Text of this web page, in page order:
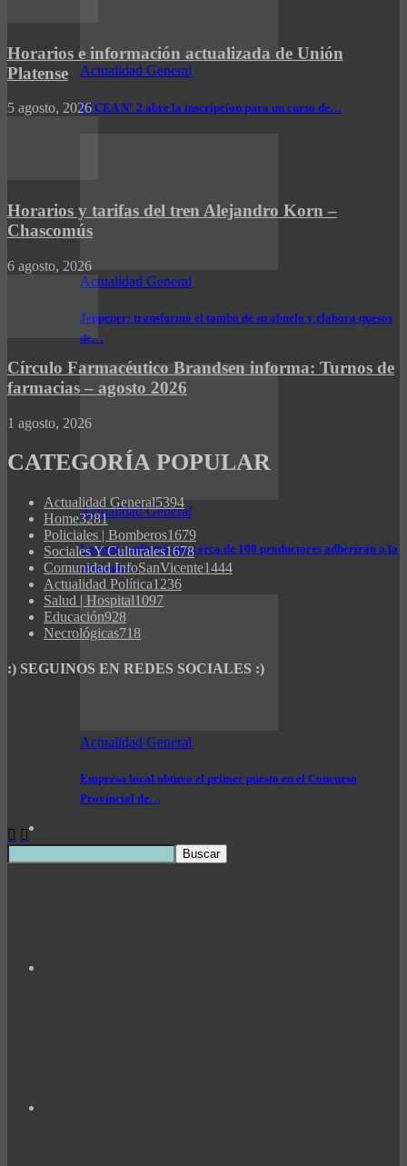
Actualidad General
El CEA N° 2 abre la inscripción para un curso de…
Actualidad General
Jeppener: transformó el tambo de su abuelo y elabora quesos
de…
Actualidad General
Lorenti confirmó que cerca de 100 productores adherirán a la
demanda…
Actualidad General
Empresa local obtuvo el primer puesto en el Concurso
Provincial de…
Horarios e información actualizada de Unión
Platense
5 agosto, 2026
Horarios y tarifas del tren Alejandro Korn –
Chascomús
6 agosto, 2026
Círculo Farmacéutico Brandsen informa: Turnos de
farmacias – agosto 2026
1 agosto, 2026
CATEGORÍA POPULAR
Actualidad General5394
Home3281
Policiales | Bomberos1679
Sociales Y Culturales1678
Comunidad InfoSanVicente1444
Actualidad Política1236
Salud | Hospital1097
Educación928
Necrológicas718
:) SEGUINOS EN REDES SOCIALES :)